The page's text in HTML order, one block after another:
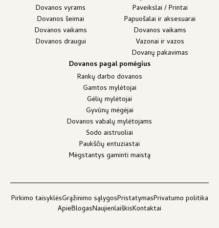
Dovanos vyrams
Dovanos šeimai
Dovanos vaikams
Dovanos draugui
Paveikslai / Printai
Papuošalai ir aksesuarai
Dovanos vaikams
Vazonai ir vazos
Dovanų pakavimas
Dovanos pagal pomėgius
Rankų darbo dovanos
Gamtos mylėtojai
Gėlių mylėtojai
Gyvūnų mėgėjai
Dovanos vabalų mylėtojams
Sodo aistruoliai
Paukščių entuziastai
Mėgstantys gaminti maistą
Pirkimo taisyklėsGrąžinimo sąlygosPristatymasPrivatumo politika
ApieBlogasNaujienlaiškisKontaktai